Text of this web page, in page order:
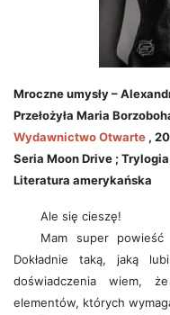
Mroczne umysły –
Przełożyła Maria
Wydawnictwo Otwarte ,
Seria Moon Drive ; Trylogia
Literatura amerykańska
Ale się cieszę!
Mam super powieść
Dokładnie taką, jaką
doświadczenia wiem,
elementów, których